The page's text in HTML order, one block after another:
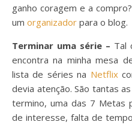
ganho coragem e a
um organizador para o blog.
Terminar uma série – Tal
encontra na minha mesa
lista de séries na Netflix
devia atenção. São tantas
termino, uma das 7 Metas
de interesse, falta de